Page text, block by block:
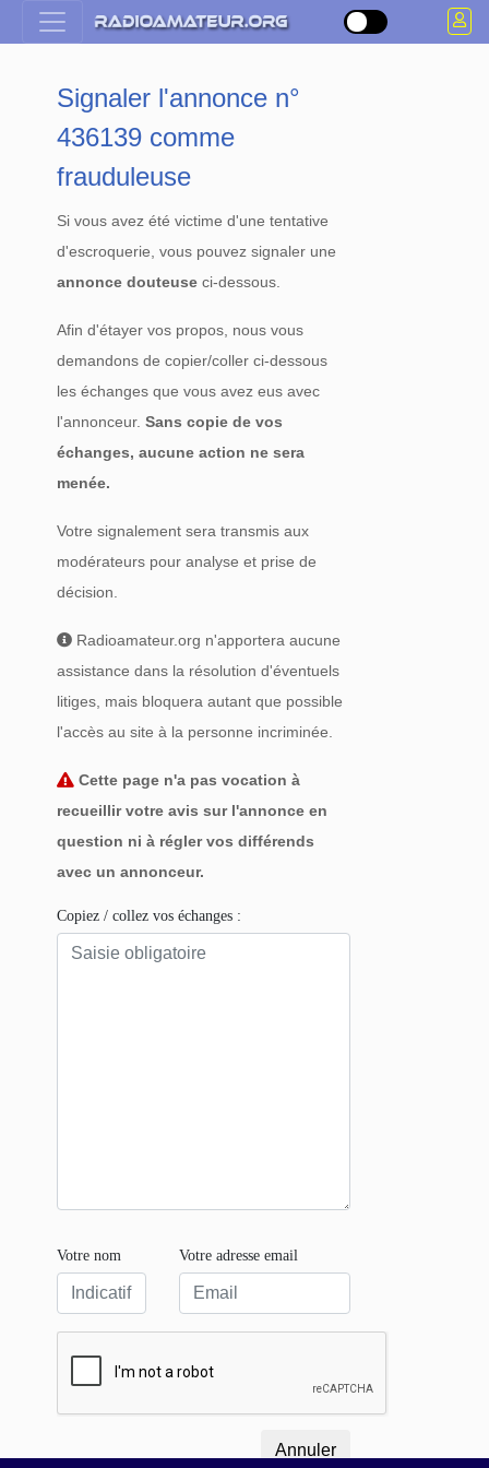
Signaler l'annonce n°
436139 comme
frauduleuse
Si vous avez été victime d'une tentative
d'escroquerie, vous pouvez signaler une
annonce douteuse ci-dessous.
Afin d'étayer vos propos, nous vous
demandons de copier/coller ci-dessous
les échanges que vous avez eus avec
l'annonceur.Sans copie de vos
échanges, aucune action ne sera
menée.
Votre signalement sera transmis aux
modérateurs pour analyse et prise de
décision.
Radioamateur.org n'apportera aucune
assistance dans la résolution d'éventuels
litiges, mais bloquera autant que possible
l'accès au site à la personne incriminée.
Cette page n'a pas vocation à
recueillir votre avis sur l'annonce en
question ni à régler vos différends
avec un annonceur.
Copiez / collez vos échanges :
Votre nom Votre adresse email